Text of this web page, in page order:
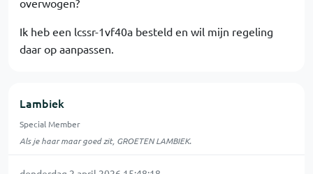
Ik heb een lcssr-1vf40a besteld en wil mijn regeling
daar op aanpassen.
Lambiek
Special Member
Als je haar maar goed zit, GROETEN LAMBIEK.